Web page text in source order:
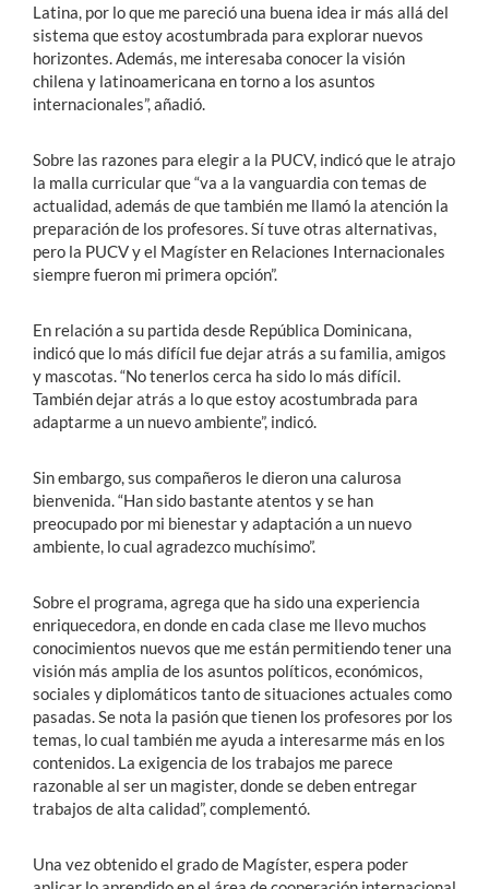
Latina, por lo que me pareció una buena idea ir más allá del
sistema que estoy acostumbrada para explorar nuevos
horizontes. Además, me interesaba conocer la visión
chilena y latinoamericana en torno a los asuntos
internacionales”, añadió.
Sobre las razones para elegir a la PUCV, indicó que le atrajo
la malla curricular que “va a la vanguardia con temas de
actualidad, además de que también me llamó la atención la
preparación de los profesores. Sí tuve otras alternativas,
pero la PUCV y el Magíster en Relaciones Internacionales
siempre fueron mi primera opción”.
En relación a su partida desde República Dominicana,
indicó que lo más difícil fue dejar atrás a su familia, amigos
y mascotas. “No tenerlos cerca ha sido lo más difícil.
También dejar atrás a lo que estoy acostumbrada para
adaptarme a un nuevo ambiente”, indicó.
Sin embargo, sus compañeros le dieron una calurosa
bienvenida. “Han sido bastante atentos y se han
preocupado por mi bienestar y adaptación a un nuevo
ambiente, lo cual agradezco muchísimo”.
Sobre el programa, agrega que ha sido una experiencia
enriquecedora, en donde en cada clase me llevo muchos
conocimientos nuevos que me están permitiendo tener una
visión más amplia de los asuntos políticos, económicos,
sociales y diplomáticos tanto de situaciones actuales como
pasadas. Se nota la pasión que tienen los profesores por los
temas, lo cual también me ayuda a interesarme más en los
contenidos. La exigencia de los trabajos me parece
razonable al ser un magister, donde se deben entregar
trabajos de alta calidad”, complementó.
Una vez obtenido el grado de Magíster, espera poder